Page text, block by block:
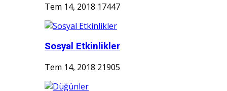
Tem 14, 2018 17447
Sosyal Etkinlikler
Tem 14, 2018 21905